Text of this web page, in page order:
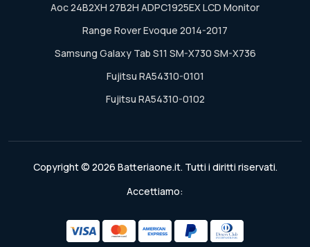
Aoc 24B2XH 27B2H ADPC1925EX LCD Monitor
Range Rover Evoque 2014-2017
Samsung Galaxy Tab S11 SM-X730 SM-X736
Fujitsu RA54310-0101
Fujitsu RA54310-0102
Copyright © 2026 Batteriaone.it. Tutti i diritti riservati.
Accettiamo: